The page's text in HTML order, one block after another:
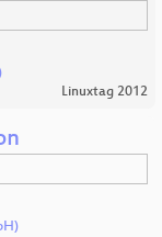
Linuxtag 2012